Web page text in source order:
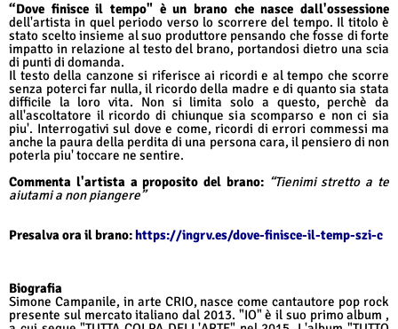
“Dove finisce il tempo" è un brano che nasce dall'ossessione
dell'artista in quel periodo verso lo scorrere del tempo. Il titolo è
stato scelto insieme al suo produttore pensando che fosse di forte
impatto in relazione al testo del brano, portandosi dietro una scia
di punti di domanda.
Il testo della canzone si riferisce ai ricordi e al tempo che scorre
senza poterci far nulla, il ricordo della madre e di quanto sia stata
difficile la loro vita. Non si limita solo a questo, perchè da
all'ascoltatore il ricordo di chiunque sia scomparso e non ci sia
piu'. Interrogativi sul dove e come, ricordi di errori commessi ma
anche la paura della perdita di una persona cara, il pensiero di non
poterla piu' toccare ne sentire.
Commenta l'artista a proposito del brano: “Tienimi stretto a te
aiutami a non piangere”
Presalva ora il brano: https://ingrv.es/dove-finisce-il-temp-szi-c
Biografia
Simone Campanile, in arte CRIO, nasce come cantautore pop rock
presente sul mercato italiano dal 2013. "IO" è il suo primo album ,